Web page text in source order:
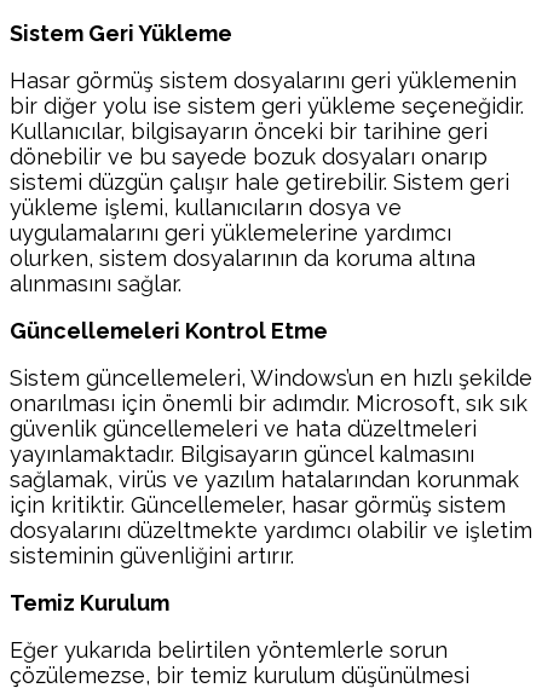
Sistem Geri Yükleme
Hasar görmüş sistem dosyalarını geri yüklemenin
bir diğer yolu ise sistem geri yükleme seçeneğidir.
Kullanıcılar, bilgisayarın önceki bir tarihine geri
dönebilir ve bu sayede bozuk dosyaları onarıp
sistemi düzgün çalışır hale getirebilir. Sistem geri
yükleme işlemi, kullanıcıların dosya ve
uygulamalarını geri yüklemelerine yardımcı
olurken, sistem dosyalarının da koruma altına
alınmasını sağlar.
Güncellemeleri Kontrol Etme
Sistem güncellemeleri, Windows’un en hızlı şekilde
onarılması için önemli bir adımdır. Microsoft, sık sık
güvenlik güncellemeleri ve hata düzeltmeleri
yayınlamaktadır. Bilgisayarın güncel kalmasını
sağlamak, virüs ve yazılım hatalarından korunmak
için kritiktir. Güncellemeler, hasar görmüş sistem
dosyalarını düzeltmekte yardımcı olabilir ve işletim
sisteminin güvenliğini artırır.
Temiz Kurulum
Eğer yukarıda belirtilen yöntemlerle sorun
çözülemezse, bir temiz kurulum düşünülmesi